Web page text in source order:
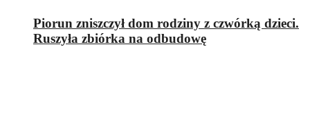
Piorun zniszczył dom rodziny z czwórką dzieci.
Ruszyła zbiórka na odbudowę